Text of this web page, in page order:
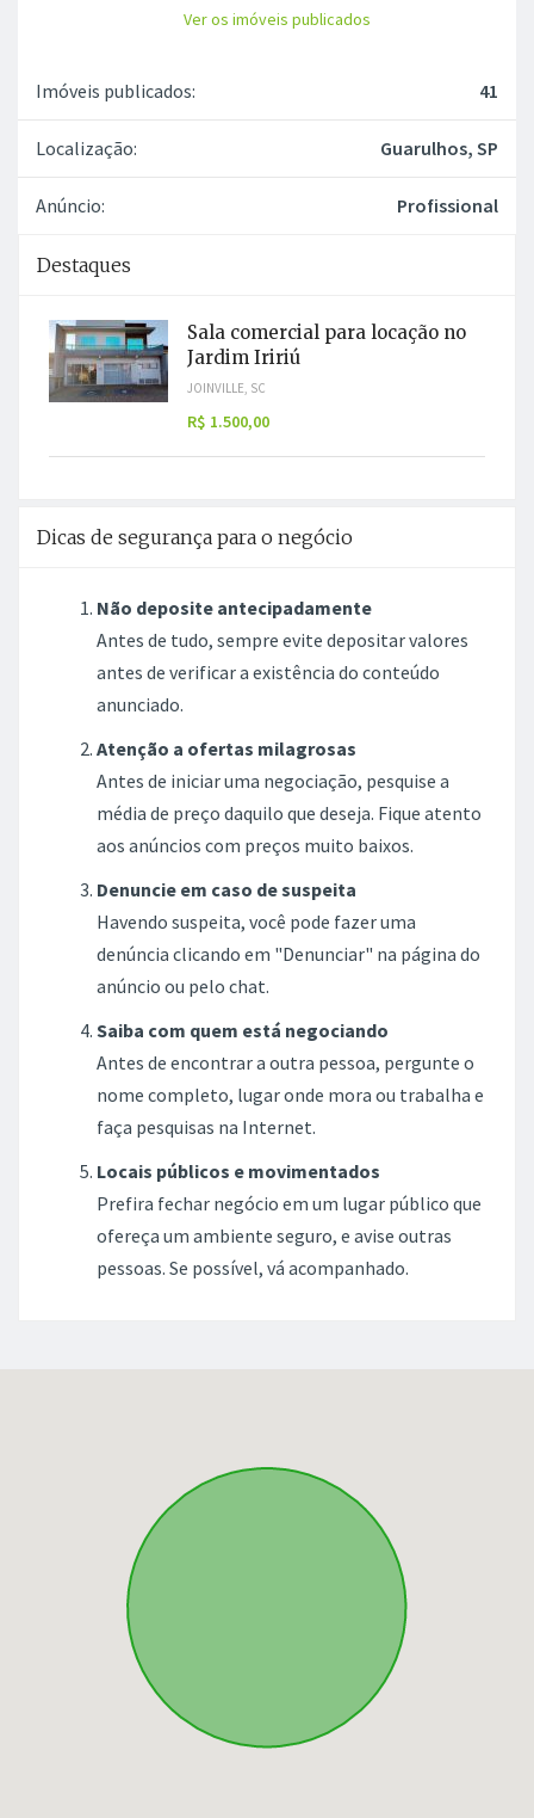
Ver os imóveis publicados
Imóveis publicados: 41
Localização: Guarulhos, SP
Anúncio: Profissional
Destaques
Sala comercial para locação no
Jardim Iririú
JOINVILLE, SC
R$ 1.500,00
Dicas de segurança para o negócio
Não deposite antecipadamente
Antes de tudo, sempre evite depositar valores
antes de verificar a existência do conteúdo
anunciado.
Atenção a ofertas milagrosas
Antes de iniciar uma negociação, pesquise a
média de preço daquilo que deseja. Fique atento
aos anúncios com preços muito baixos.
Denuncie em caso de suspeita
Havendo suspeita, você pode fazer uma
denúncia clicando em "Denunciar" na página do
anúncio ou pelo chat.
Saiba com quem está negociando
Antes de encontrar a outra pessoa, pergunte o
nome completo, lugar onde mora ou trabalha e
faça pesquisas na Internet.
Locais públicos e movimentados
Prefira fechar negócio em um lugar público que
ofereça um ambiente seguro, e avise outras
pessoas. Se possível, vá acompanhado.